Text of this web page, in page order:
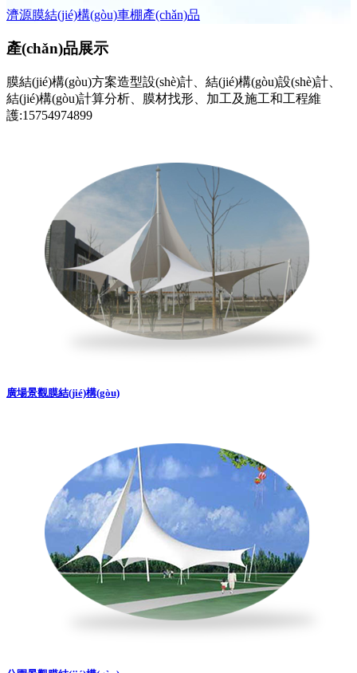
濟源膜結(jié)構(gòu)車棚產(chǎn)品
產(chǎn)品展示
膜結(jié)構(gòu)方案造型設(shè)計、結(jié)構(gòu)設(shè)計、
結(jié)構(gòu)計算分析、膜材找形、加工及施工和工程維
護:15754974899
廣場景觀膜結(jié)構(gòu)